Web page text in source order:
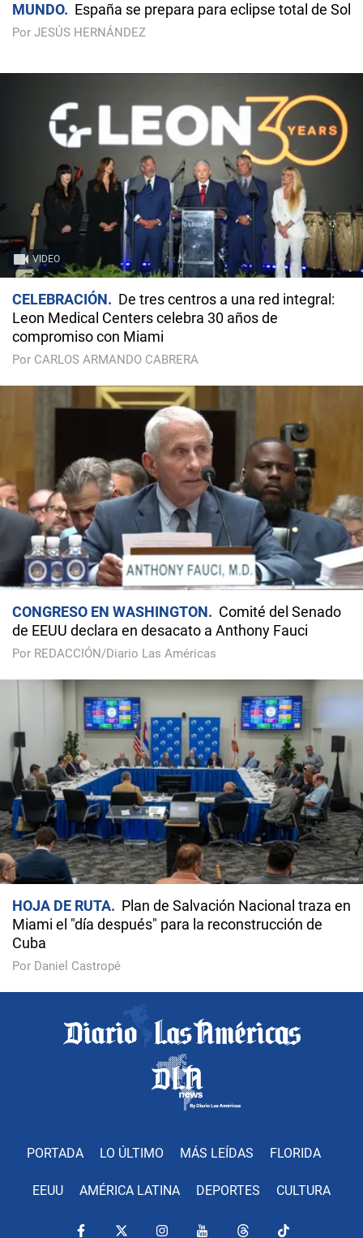
MUNDO España se prepara para eclipse total de Sol
Por JESÚS HERNÁNDEZ
VIDEO
CELEBRACIÓN
De tres centros a una red integral:
Leon Medical Centers celebra 30 años de
compromiso con Miami
Por CARLOS ARMANDO CABRERA
CONGRESO EN WASHINGTON
Comité del Senado
de EEUU declara en desacato a Anthony Fauci
Por REDACCIÓN/Diario Las Américas
HOJA DE RUTA
Plan de Salvación Nacional traza en
Miami el "día después" para la reconstrucción de
Cuba
Por Daniel Castropé
PORTADA LO ÚLTIMO MÁS LEÍDAS FLORIDA
EEUU AMÉRICA LATINA DEPORTES CULTURA